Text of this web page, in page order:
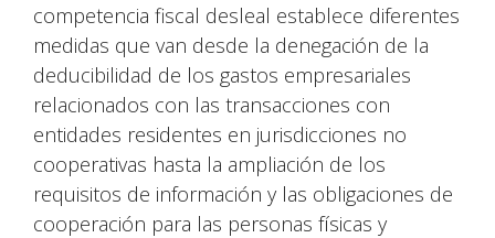
competencia fiscal desleal establece diferentes
medidas que van desde la denegación de la
deducibilidad de los gastos empresariales
relacionados con las transacciones con
entidades residentes en jurisdicciones no
cooperativas hasta la ampliación de los
requisitos de información y las obligaciones de
cooperación para las personas físicas y